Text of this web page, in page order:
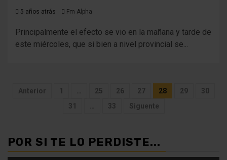
5 años atrás Fm Alpha
Principalmente el efecto se vio en la mañana y tarde de
este miércoles, que si bien a nivel provincial se...
Paginación
Anterior 1 25 26 27 28 29
30
31
33 Siguente
POR SI TE LO PERDISTE...